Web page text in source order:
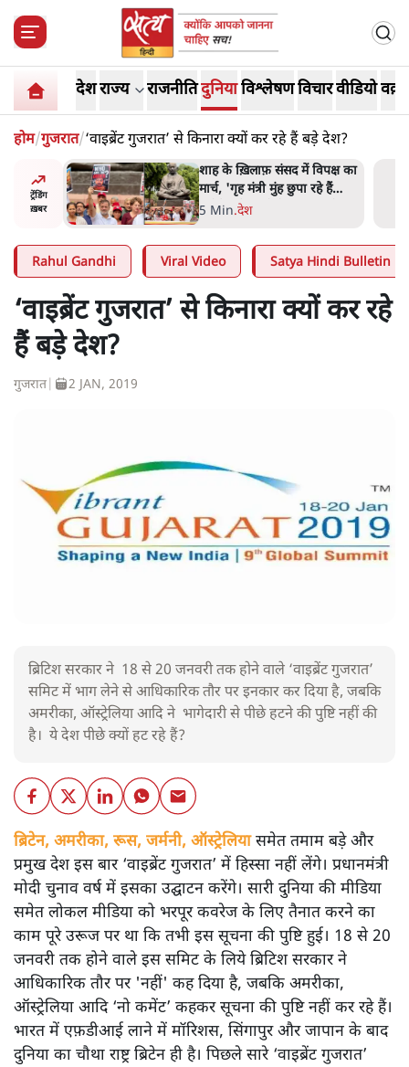
देशराज्य राजनीतिदुनियाविश्लेषणविचारवीडियो
होम/गुजरात/‘वाइब्रेंट गुजरात’ से किनारा क्यों कर रहे हैं बड़े देश?
ट्रेंडिंग
ख़बर
का
हैं'
जनता का 2.32 करोड़ रोज़ाना
खर्चः योगी सरकार ने विज्ञापनों पर
उड़ाने में मोदी 3.0 को भी पीछे
7 Min.उत्तर प्रदेश
Rahul Gandhi Viral Video Satya Hindi Bulletin
‘वाइब्रेंट गुजरात’ से किनारा क्यों कर रहे
हैं बड़े देश?
गुजरात 2 JAN, 2019
ब्रिटिश सरकार ने 18 से 20 जनवरी तक होने वाले ‘वाइब्रेंट गुजरात’
समिट में भाग लेने से आधिकारिक तौर पर इनकार कर दिया है, जबकि
अमरीका, ऑस्ट्रेलिया आदि ने भागेदारी से पीछे हटने की पुष्टि नहीं की
है। ये देश पीछे क्यों हट रहे हैं?
ब्रिटेन, अमरीका, रूस, जर्मनी, ऑस्ट्रेलियासमेत तमाम बड़े और
प्रमुख देश इस बार ‘वाइब्रेंट गुजरात’ में हिस्सा नहीं लेंगे। प्रधानमंत्री
मोदी चुनाव वर्ष में इसका उद्घाटन करेंगे। सारी दुनिया की मीडिया
समेत लोकल मीडिया को भरपूर कवरेज के लिए तैनात करने का
काम पूरे उरूज पर था कि तभी इस सूचना की पुष्टि हुई। 18 से 20
जनवरी तक होने वाले इस समिट के लिये ब्रिटिश सरकार ने
आधिकारिक तौर पर 'नहीं' कह दिया है, जबकि अमरीका,
ऑस्ट्रेलिया आदि ‘नो कमेंट’ कहकर सूचना की पुष्टि नहीं कर रहे हैं।
भारत में एफ़डीआई लाने में मॉरिशस, सिंगापुर और जापान के बाद
दुनिया का चौथा राष्ट्र ब्रिटेन ही है। पिछले सारे ‘वाइब्रेंट गुजरात’